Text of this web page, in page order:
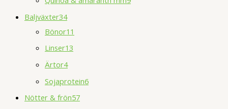
Baljväxter34
Bönor11
Linser13
Ärtor4
Sojaprotein6
Nötter & frön57